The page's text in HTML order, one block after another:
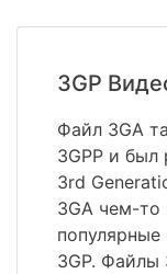
3GP
Файл 3GA
3GPP и был
3rd
3GA чем-то
3GP. Файлы